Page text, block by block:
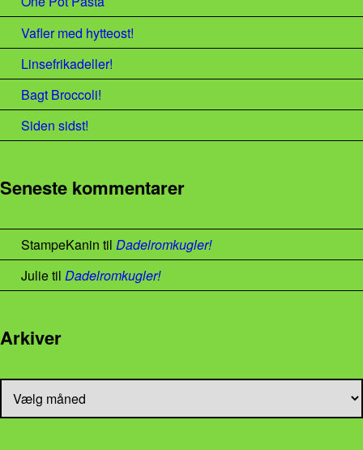
Vafler med hytteost!
Linsefrikadeller!
Bagt Broccoli!
Siden sidst!
Seneste kommentarer
StampeKanin til Dadelromkugler!
Julietil Dadelromkugler!
Arkiver
Arkiver